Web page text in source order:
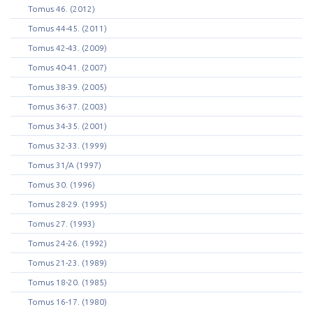
Tomus 46. (2012)
Tomus 44-45. (2011)
Tomus 42-43. (2009)
Tomus 40-41. (2007)
Tomus 38-39. (2005)
Tomus 36-37. (2003)
Tomus 34-35. (2001)
Tomus 32-33. (1999)
Tomus 31/A (1997)
Tomus 30. (1996)
Tomus 28-29. (1995)
Tomus 27. (1993)
Tomus 24-26. (1992)
Tomus 21-23. (1989)
Tomus 18-20. (1985)
Tomus 16-17. (1980)